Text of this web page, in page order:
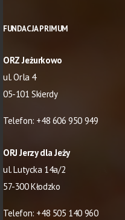
FUNDACJA PRIMUM
ORZ Jeżurkowo
ul. Orla 4
05-101 Skierdy
Telefon: +48 606 950 949
ORJ Jerzy dla Jeży
ul. Lutycka 14a/2
57-300 Kłodzko
Telefon: +48 505 140 960